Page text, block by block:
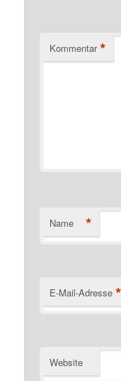
Kommentar *
Name *
E-Mail-Adresse *
Website